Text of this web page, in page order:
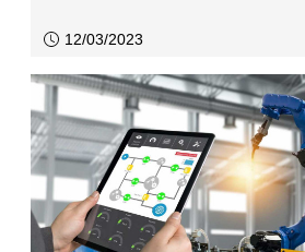
12/03/2023